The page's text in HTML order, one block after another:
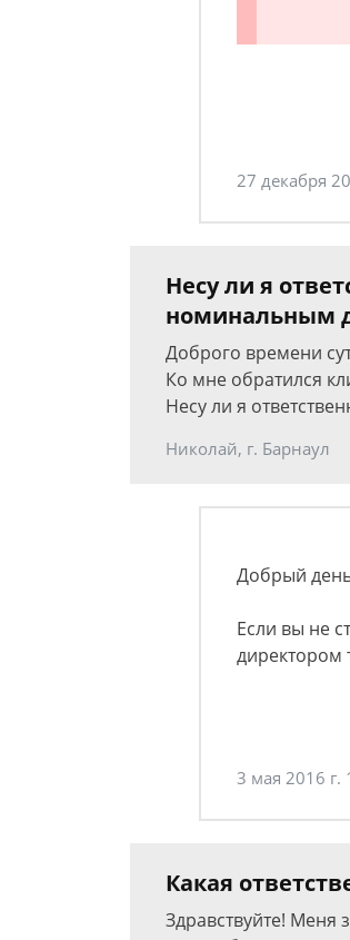
27 декабря
Несу ли я
номинальным
Доброго времени
Ко мне обратился
Несу ли я
Николай, г. Барнаул
Добрый
Если вы не
директором
3 мая 2016 г.
Какая
Здравствуйте! Меня